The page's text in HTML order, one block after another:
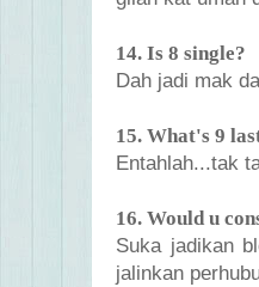
14. Is 8 single?
Dah jadi mak
15. What's 9
Entahlah...tak
16. Would u
Suka jadikan
jalinkan